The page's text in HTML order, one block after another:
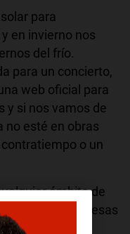
para
en invierno nos
del frío.
para un concierto,
web oficial para
y si nos vamos de
no esté en obras
o un
ámbito de
tanto las sorpresas
tiempo.